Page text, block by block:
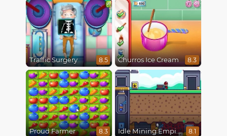
Traffic Surgery 8.5 Churros Ice Cream 8.3
Proud Farmer 8.3 Idle Mining Empire 8.1